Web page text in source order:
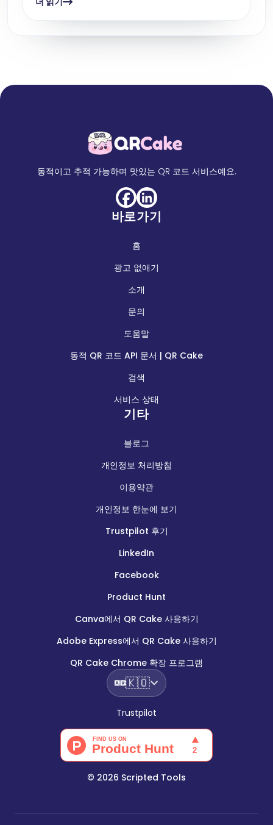
동적이고 추적 가능하며 맛있는 QR 코드 서비스예요.
바로가기
홈
광고 없애기
소개
문의
도움말
동적 QR 코드 API 문서 | QR Cake
검색
서비스 상태
기타
블로그
개인정보 처리방침
이용약관
개인정보 한눈에 보기
Trustpilot 후기
LinkedIn
Facebook
Product Hunt
Canva에서 QR Cake 사용하기
Adobe Express에서 QR Cake 사용하기
QR Cake Chrome 확장 프로그램
🇰🇴
Trustpilot
© 2026 Scripted Tools